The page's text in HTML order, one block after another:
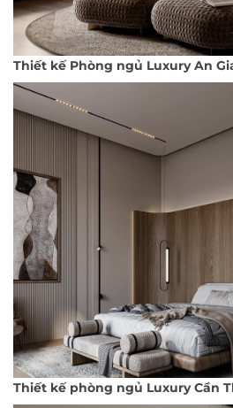
Thiết kế Phòng ngủ Luxury An
Thiết kế phòng ngủ Luxury Cần